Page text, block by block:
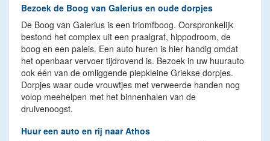
Bezoek de Boog van Galerius en oude dorpjes
De Boog van Galerius is een triomfboog. Oorspronkelijk
bestond het complex uit een praalgraf, hippodroom, de
boog en een paleis. Een auto huren is hier handig omdat
het openbaar vervoer tijdrovend is. Bezoek in uw huurauto
ook één van de omliggende piepkleine Griekse dorpjes.
Dorpjes waar oude vrouwtjes met verweerde handen nog
volop meehelpen met het binnenhalen van de
druivenoogst.
Huur een auto en rij naar Athos